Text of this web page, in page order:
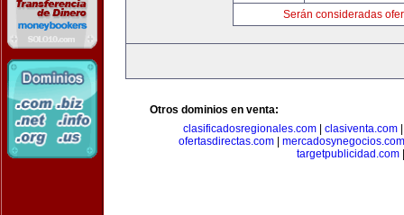
Serán consideradas
Otros dominios en venta:
clasificadosregionales.com| clasiventa.com
ofertasdirectas.com
mercadosynegocios.com
targetpublicidad.com